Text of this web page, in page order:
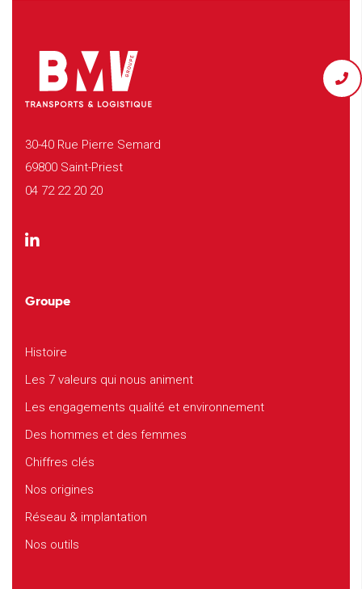
30-40 Rue Pierre Semard
69800 Saint-Priest
04 72 22 20 20
Groupe
Histoire
Les 7 valeurs qui nous animent
Les engagements qualité et environnement
Des hommes et des femmes
Chiffres clés
Nos origines
Réseau & implantation
Nos outils